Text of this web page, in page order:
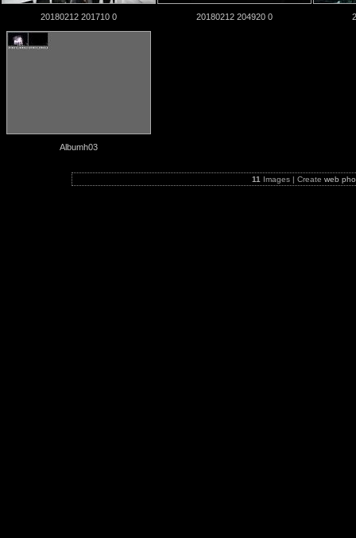
20180212 201710 0 20180212 204920 0
Albumh03
11 Images | Create web